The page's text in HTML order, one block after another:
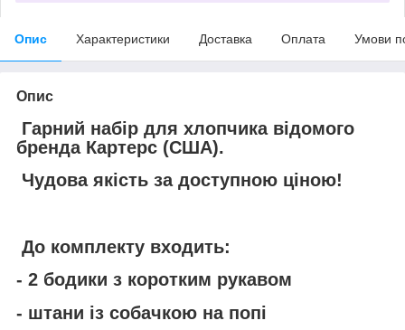
Опис Характеристики Доставка Оплата Умови
Опис
Гарний набір для хлопчика відомого
бренда Картерс (США).
Чудова якість за доступною ціною!
До комплекту входить:
- 2 бодики з коротким рукавом
- штани із собачкою на попі